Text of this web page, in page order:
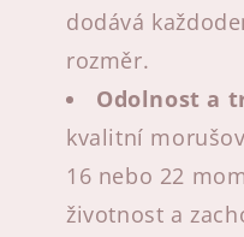
dodává
rozměr.
Odolnost a
kvalitní
16 nebo 22
životnost a